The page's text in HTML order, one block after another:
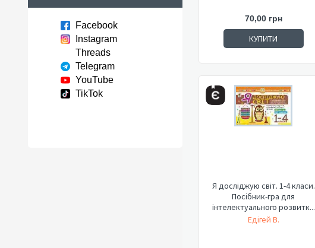
Facebook
Instagram
Threads
Telegram
YouTube
TikTok
70,00 грн
КУПИТИ
Я досліджую світ. 1-4 класи.
Посібник-гра для
інтелектуального розвитк...
Едігей В.